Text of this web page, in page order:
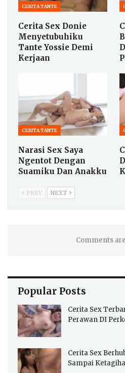
CERITA TANTE
Cerita Sex Donie
Menyetubuhiku
Tante Yossie Demi
Kerjaan
CERITA TANTE
Narasi Sex Saya
Ngentot Dengan
Suamiku Dan Anakku
PREV NEXT
Comments
Popular Posts
Cerita Sex
Perawan DI
Cerita Sex
Sampai